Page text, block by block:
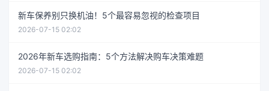
新车保养别只换机油！5个最容易忽视的检查项目
2026-07-15 02:02
2026年新车选购指南：5个方法解决购车决策难题
2026-07-15 02:02